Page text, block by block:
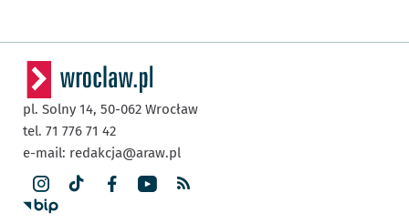
pl. Solny 14, 50-062 Wrocław
tel. 71 776 71 42
e-mail: redakcja@araw.pl